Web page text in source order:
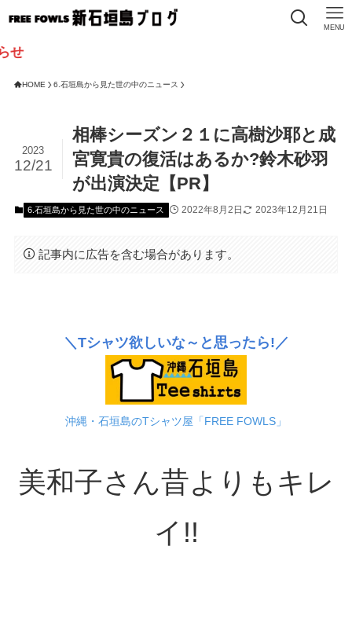
MENU
HOME 6.石垣島から見た世の中のニュース
相棒シーズン２１に高樹沙耶と成
宮寛貴の復活はあるか?鈴木砂羽
が出演決定【PR】
2023
12/21
6.石垣島から見た世の中のニュース 2022年8月2日 2023年12月21日
記事内に広告を含む場合があります。
＼Tシャツ欲しいな～と思ったら!／
沖縄・石垣島のTシャツ屋「FREE FOWLS」
美和子さん昔よりもキレ
イ!!